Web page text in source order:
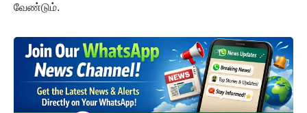
வேண்டும்.